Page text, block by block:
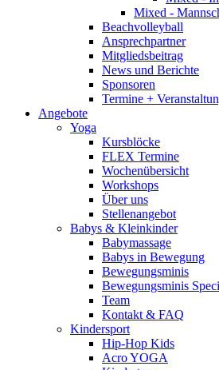
Mixed -
Beachvolleyball
Ansprechpartner
Mitgliedsbeitrag
News und Berichte
Sponsoren
Termine +
Angebote
Yoga
Kursblöcke
FLEX Termine
Wochenübersicht
Workshops
Über uns
Stellenangebot
Babys & Kleinkinder
Babymassage
Babys in Bewegung
Bewegungsminis
Bewegungsminis
Team
Kontakt & FAQ
Kindersport
Hip-Hop Kids
Acro YOGA